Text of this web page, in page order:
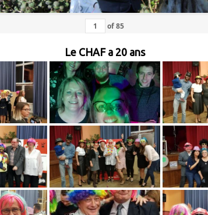
of85
Le CHAF a 20 ans